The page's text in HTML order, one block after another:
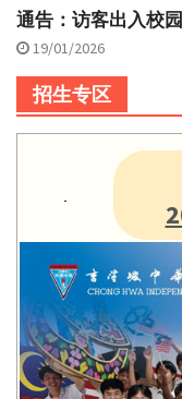
通告：访客出入校
19/01/2026
招生专区